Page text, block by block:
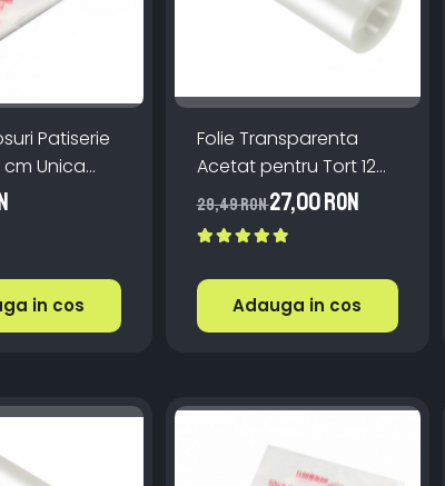
Patiserie
Unica
in cos
Folie Transparenta
Acetat pentru Tort 12
cm x 10 metri
29,49 RON27,00 RON
Adauga in cos